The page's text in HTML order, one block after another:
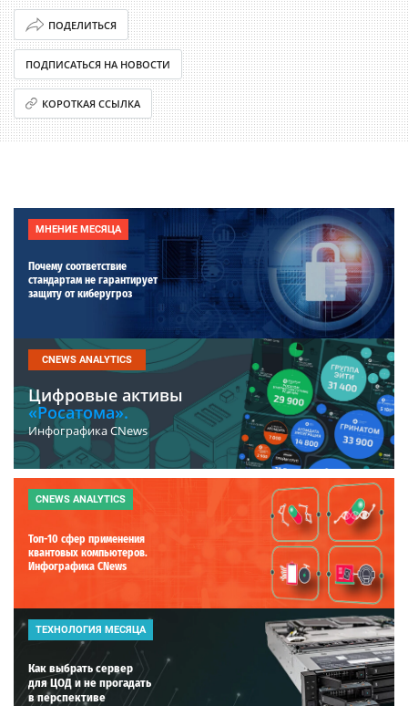
ПОДЕЛИТЬСЯ
ПОДПИСАТЬСЯ НА НОВОСТИ
КОРОТКАЯ ССЫЛКА
МНЕНИЕ МЕСЯЦА
Почему соответствие
стандартам не гарантирует
защиту от киберугроз
CNEWS ANALYTICS
Цифровые активы
«Росатома».
Инфографика CNews
CNEWS ANALYTICS
Топ-10 сфер применения
квантовых компьютеров.
Инфографика CNews
ТЕХНОЛОГИЯ МЕСЯЦА
Как выбрать сервер
для ЦОД и не прогадать
в перспективе